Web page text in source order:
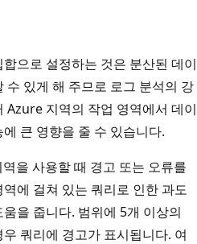
으로 설정하는 것은 분산된 데이
수 있게 해 주므로 로그 분석의 강
Azure 지역의 작업 영역에서 데이
큰 영향을 줄 수 있습니다.
을 사용할 때 경고 또는 오류를
에 걸쳐 있는 쿼리로 인한 과도
을 줍니다. 범위에 5개 이상의
쿼리에 경고가 표시됩니다. 여